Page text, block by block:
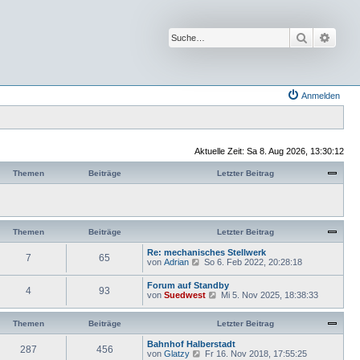
Suche
Anmelden
Aktuelle Zeit: Sa 8. Aug 2026, 13:30:12
Themen Beiträge Letzter Beitrag
Themen Beiträge Letzter Beitrag
7 65
Re: mechanisches Stellwerk
von Adrian
N
e
s
t
e
So 6. Feb 2022, 20:28:18
4 93
Forum auf Standby
von Suedwest
N
u
e
s
t
e
Mi 5. Nov 2025, 18:38:33
Themen Beiträge Letzter Beitrag
287 456
Bahnhof Halberstadt
von Glatzy
NFr 16. Nov 2018, 17:55:25